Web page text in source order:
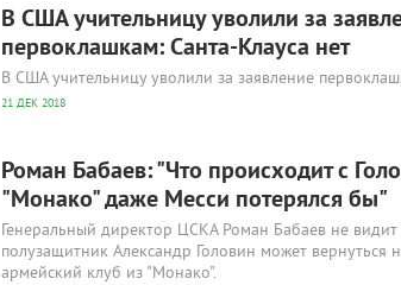
В США учительницу уволили за
первоклашкам: Санта-Клауса нет
В США учительницу уволили за заявление
21 ДЕК 2018
Роман Бабаев: "Что происходит с
"Монако" даже Месси потерялся бы"
Генеральный директор ЦСКА Роман Бабаев не
полузащитник Александр Головин может вернуться
армейский клуб из "Монако".